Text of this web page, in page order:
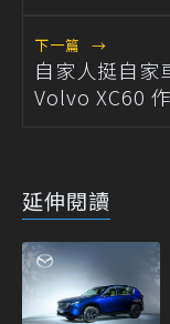
下一篇 →
自家人挺自
Volvo XC60
延伸閱讀